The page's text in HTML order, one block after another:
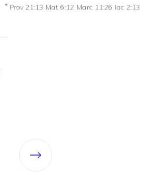
* Prov 21:13 Mat 6:12 Marc 11:26 Iac 2:13